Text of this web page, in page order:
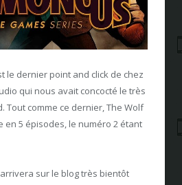
le dernier point and click de chez
qui nous avait concocté le très
Tout comme ce dernier, The Wolf
en 5 épisodes, le numéro 2 étant
sur le blog très bientôt